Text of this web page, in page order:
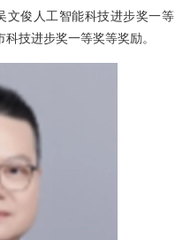
文俊人工智能科技进步奖一等
技进步奖一等奖等奖励。